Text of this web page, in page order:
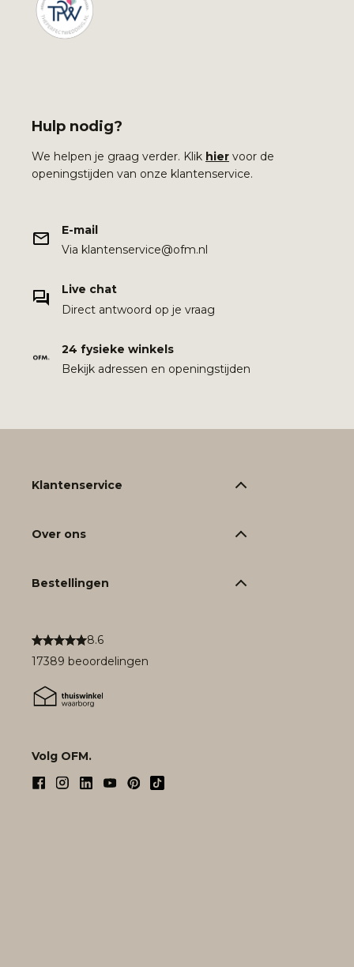
Hulp nodig?
We helpen je graag verder. Klik hier voor de
openingstijden van onze klantenservice.
E-mail
Via klantenservice@ofm.nl
Live chat
Direct antwoord op je vraag
24 fysieke winkels
Bekijk adressen en openingstijden
8.6
17389 beoordelingen
Volg OFM.
Klantenservice
Over ons
Bestellingen